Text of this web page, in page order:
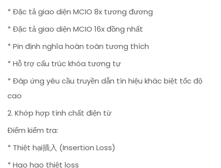
* Đặc tả giao diện MCIO 8x tương đương
* Đặc tả giao diện MCIO 16x đồng nhất
* Pin định nghĩa hoàn toàn tương thích
* Hỗ trợ cấu trúc khóa tương tự
* Đáp ứng yêu cầu truyền dẫn tín hiệu khác biệt tốc độ
cao
2. Khớp hợp tính chất điện từ
Điểm kiểm tra:
* Thiệt hại插入 (Insertion Loss)
* Hao hao thiệt loss